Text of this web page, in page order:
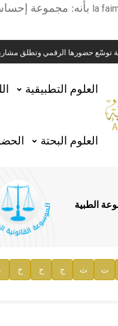
la بأنه: مجموعة
الحصري لمنشورات هيئة الموسوعة
توسّع حضورها الرقمي وتطلق مشاريع
العالمي للغة العربية 2025
مدير عام لهيئة الموسوعة
صالح وزيرا للثقافة
من موسوعة الآثار في سورية
تطلق موسوعات جديدة في عام 2026
العلوم التطبيقية
العلوم البحتة
الطبية
ت ث ج ح خ